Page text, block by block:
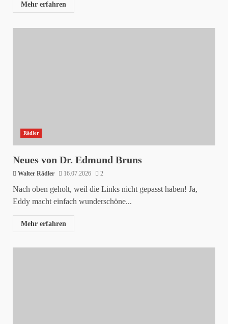
Mehr erfahren
Rädler
Neues von Dr. Edmund Bruns
Walter Rädler 16.07.2026 2
Nach oben geholt, weil die Links nicht gepasst haben! Ja,
Eddy macht einfach wunderschöne...
Mehr erfahren